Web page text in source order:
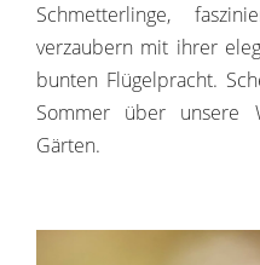
Schmetterlinge,
verzaubern mit ihrer
bunten Flügelpracht.
Sommer über unsere
Gärten.